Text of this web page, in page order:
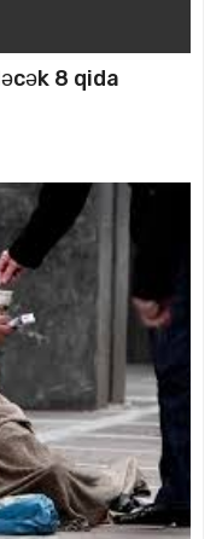
8 qida